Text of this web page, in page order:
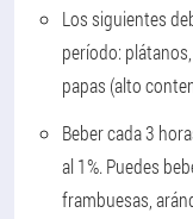
Los siguientes
período:
papas (alto
Beber cada 3
al 1%. Puedes
frambuesas,